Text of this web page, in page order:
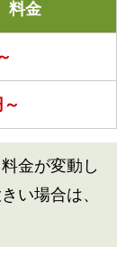
料金
金が変動し
い場合は、